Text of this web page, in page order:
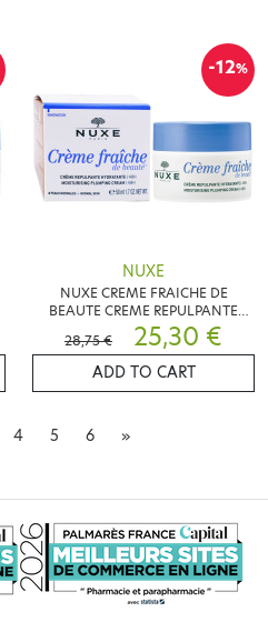
-12%
NUXE
NUXE CREME FRAICHE DE
BEAUTE CREME REPULPANTE
HYDRATANTE 48H 50ML
28,75 € 25,30 €
ADD TO CART
4 5 6 »